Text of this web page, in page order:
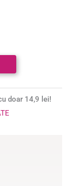
doar 14,9 lei!